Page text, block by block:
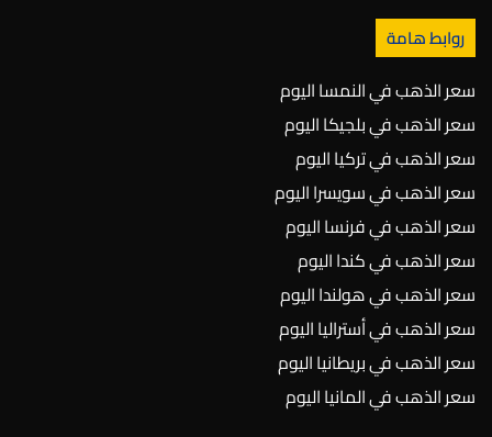
روابط هامة
سعر الذهب في النمسا اليوم
سعر الذهب في بلجيكا اليوم
سعر الذهب في تركيا اليوم
سعر الذهب في سويسرا اليوم
سعر الذهب في فرنسا اليوم
سعر الذهب في كندا اليوم
سعر الذهب في هولندا اليوم
سعر الذهب في أستراليا اليوم
سعر الذهب في بريطانيا اليوم
سعر الذهب في المانيا اليوم